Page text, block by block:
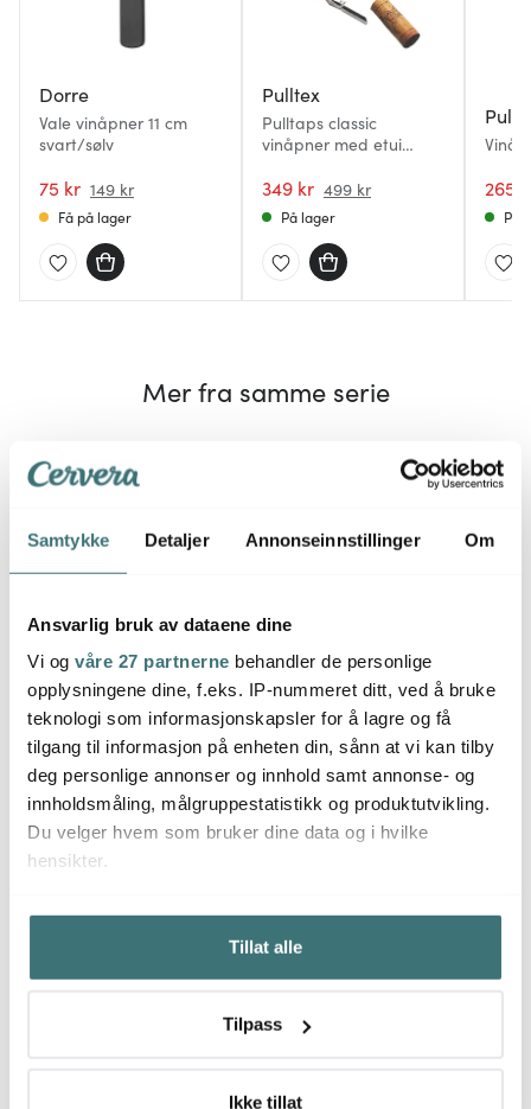
Samtykke Detaljer Annonseinnstillinger Om
Ansvarlig bruk av dataene dine
Vi og våre 27 partnerne behandler de personlige
opplysningene dine, f.eks. IP-nummeret ditt, ved å bruke
teknologi som informasjonskapsler for å lagre og få
tilgang til informasjon på enheten din, sånn at vi kan tilby
deg personlige annonser og innhold samt annonse- og
innholdsmåling, målgruppestatistikk og produktutvikling.
Du velger hvem som bruker dine data og i hvilke
hensikter.
Hvis du gir oss lov, vil vi også gjerne:
Innhente informasjon om den geografiske
beliggenheten din, som kan være nøyaktig innenfor
Identifisere enheten din ved å aktivt skanne den for
kan du lese om hvordan dine personlige
Tillat alle
Tilpass
Ikke tillat
Dorre
Vale vinåpner 11 cm
svart/sølv
75 kr 149 kr
Få på lager
Pulltex
Pulltaps classic
vinåpner med etui
349 kr 499 kr
På lager
265
På
Mer fra samme serie
Pulltex
Vinglassbørste med
håndtak
132 kr 189 kr
På lager
Pulltex
Isbøtte Dual Ebenholts
999 kr
På lager
stk
Du kanskje også liker